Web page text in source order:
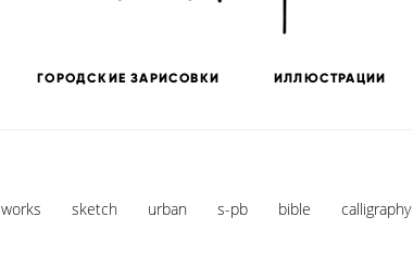
ГОРОДСКИЕ ЗАРИСОВКИ ИЛЛЮСТРАЦИИ
works sketch urban s-pb bible calligraphy